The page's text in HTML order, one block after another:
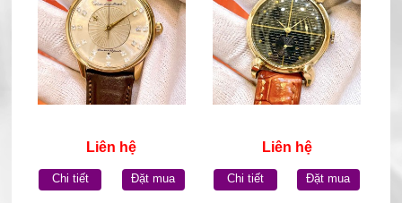
Liên hệ
Chi tiết Đặt mua
Liên hệ
Chi tiết Đặt mua